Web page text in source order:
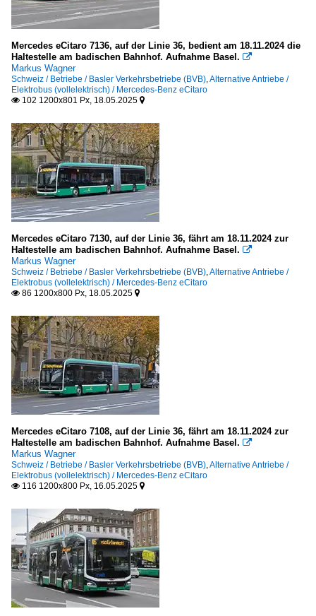
Mercedes eCitaro 7136, auf der Linie 36, bedient am 18.11.2024 die
Haltestelle am badischen Bahnhof. Aufnahme Basel. 
Markus Wagner
Schweiz / Betriebe / Basler Verkehrsbetriebe (BVB),Alternative Antriebe /
Elektrobus (vollelektrisch) / Mercedes-Benz eCitaro
 102 1200x801 Px, 18.05.2025 
Mercedes eCitaro 7130, auf der Linie 36, fährt am 18.11.2024 zur
Haltestelle am badischen Bahnhof. Aufnahme Basel. 
Markus Wagner
Schweiz / Betriebe / Basler Verkehrsbetriebe (BVB),Alternative Antriebe /
Elektrobus (vollelektrisch) / Mercedes-Benz eCitaro
 86 1200x800 Px, 18.05.2025 
Mercedes eCitaro 7108, auf der Linie 36, fährt am 18.11.2024 zur
Haltestelle am badischen Bahnhof. Aufnahme Basel. 
Markus Wagner
Schweiz / Betriebe / Basler Verkehrsbetriebe (BVB),Alternative Antriebe /
Elektrobus (vollelektrisch) / Mercedes-Benz eCitaro
 116 1200x800 Px, 16.05.2025 